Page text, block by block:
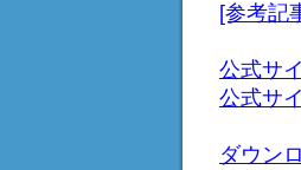
[参考記
公式サ
公式サ
ダウン